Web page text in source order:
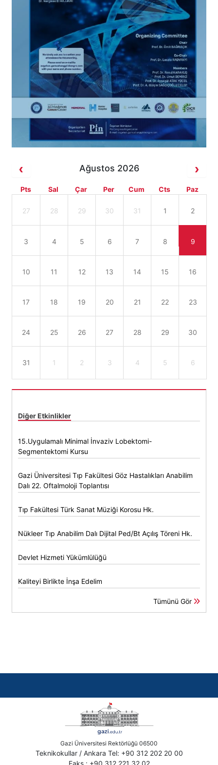
Ağustos 2026
Pts Sal Çar Per Cum Cts Paz
27 28 29 30 31 1 2
3 4 5 6 7 8 9
10 11 12 13 14 15 16
17 18 19 20 21 22 23
24 25 26 27 28 29 30
31 1 2 3 4 5 6
Diğer Etkinlikler
15.Uygulamalı Minimal İnvaziv Lobektomi-
Segmentektomi Kursu
Gazi Üniversitesi Tıp Fakültesi Göz Hastalıkları Anabilim
Dalı 22. Oftalmoloji Toplantısı
Tıp Fakültesi Türk Sanat Müziği Korosu Hk.
Nükleer Tıp Anabilim Dalı Dijital Ped/Bt Açılış Töreni Hk.
Devlet Hizmeti Yükümlülüğü
Kaliteyi Birlikte İnşa Edelim
Tümünü Gör
Gazi Üniversitesi Rektörlüğü 06500
Teknikokullar / Ankara Tel: +90 312 202 20 00